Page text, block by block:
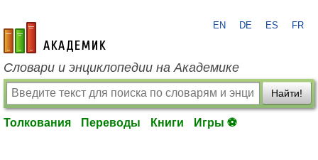
academic.ru
EN DE ES FR
Словари и энциклопедии на Академике
Найти!
Толкования Переводы Книги Игры ⚽